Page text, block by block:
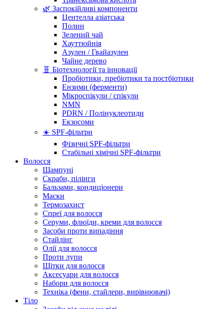
🌿 Заспокійливі компоненти
Центелла азіатська
Полин
Зелений чай
Хауттюйнія
Азулен / Гвайазулен
Чайне дерево
🧬 Біотехнології та інновації
Пробіотики, пребіотики та постбіотики
Ензими (ферменти)
Мікроспікули / спікули
NMN
PDRN / Полінуклеотиди
Екзосоми
☀️ SPF-фільтри
Фізичні SPF-фільтри
Стабільні хімічні SPF-фільтри
Волосся
Шампуні
Скраби, пілінги
Бальзами, кондиціонери
Маски
Термозахист
Спреї для волосся
Серуми, флюїди, креми для волосся
Засоби проти випадіння
Стайлінг
Олії для волосся
Проти лупи
Щітки для волосся
Аксесуари для волосся
Набори для волосся
Техніка (фени, стайлери, вирівнювачі)
Тіло